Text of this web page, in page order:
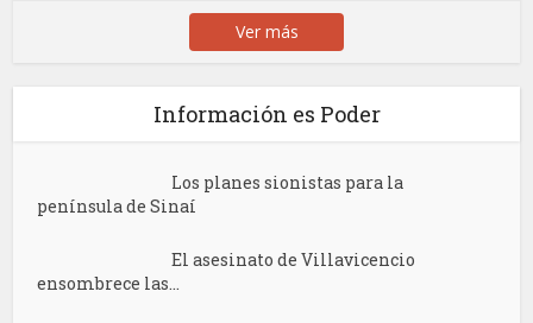
Ver más
Información es Poder
Los planes sionistas para la
península de Sinaí
El asesinato de Villavicencio
ensombrece las...